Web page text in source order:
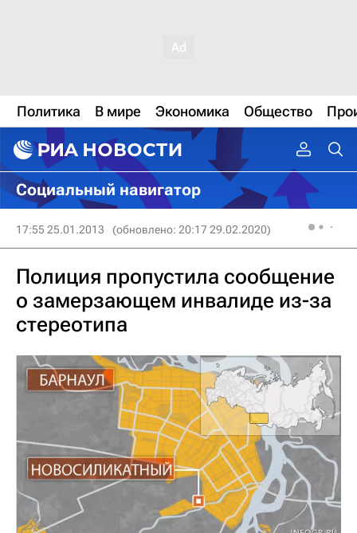
Политика В мире Экономика Общество
Социальный навигатор
17:55 25.01.2013 (обновлено: 20:17 29.02.2020)
Полиция пропустила сообщение
о замерзающем инвалиде из-за
стереотипа